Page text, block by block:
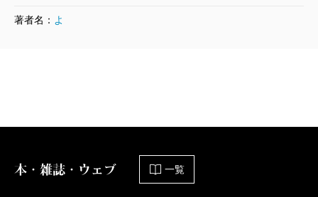
著者名： よ
本・雑誌・ウェブ 一覧